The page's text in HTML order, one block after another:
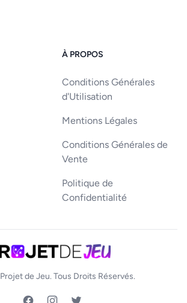
À PROPOS
Conditions Générales
d'Utilisation
Mentions Légales
Conditions Générales de
Vente
Politique de
Confidentialité
Projet de Jeu. Tous Droits Réservés.